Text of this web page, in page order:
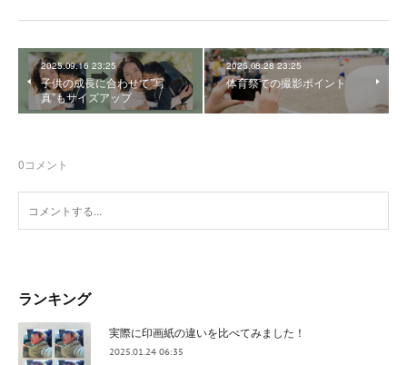
2025.09.16 23:25
子供の成長に合わせて”写
真”もサイズアップ
2025.08.28 23:25
体育祭での撮影ポイント
0コメント
ランキング
実際に印画紙の違いを比べてみました！
2025.01.24 06:35